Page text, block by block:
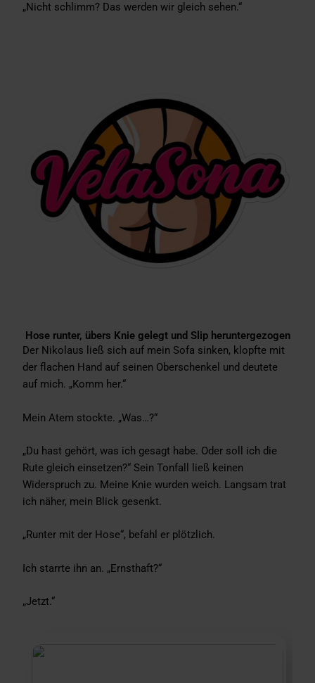
„Nicht schlimm? Das werden wir gleich sehen.“
Hose runter, übers Knie gelegt und Slip heruntergezogen
Der Nikolaus ließ sich auf mein Sofa sinken, klopfte mit
der flachen Hand auf seinen Oberschenkel und deutete
auf mich. „Komm her.“
Mein Atem stockte. „Was…?“
„Du hast gehört, was ich gesagt habe. Oder soll ich die
Rute gleich einsetzen?“ Sein Tonfall ließ keinen
Widerspruch zu. Meine Knie wurden weich. Langsam trat
ich näher, mein Blick gesenkt.
„Runter mit der Hose“, befahl er plötzlich.
Ich starrte ihn an. „Ernsthaft?“
„Jetzt.“